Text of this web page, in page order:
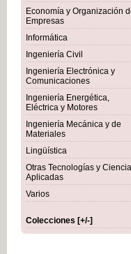
Economía y Organización
Empresas
Informática
Ingeniería Civil
Ingeniería Electrónica y
Comunicaciones
Ingeniería Energética,
Eléctrica y Motores
Ingeniería Mecánica y de
Materiales
Lingüística
Otras Tecnologías y
Aplicadas
Varios
Colecciones [+/-]